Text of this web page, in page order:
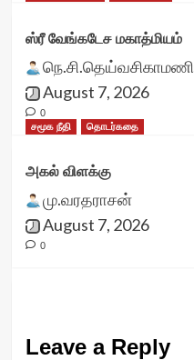
ஸ்ரீ வேங்கடேச மகாத்மியம்
நெ.சி.தெய்வசிகாமணி
August 7, 2026
0
சமூக நீதி
தொடர்கதை
அகல் விளக்கு
மு.வரதராசன்
August 7, 2026
0
Leave a Reply